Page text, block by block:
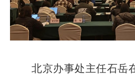
北京办事处主任石岳